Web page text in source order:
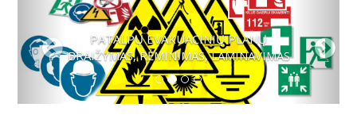
PATALPŲ EVAKUACINIŲ PLANŲ
BRAIŽYMAS, RĖMINIMAS, LAMINAVIMAS